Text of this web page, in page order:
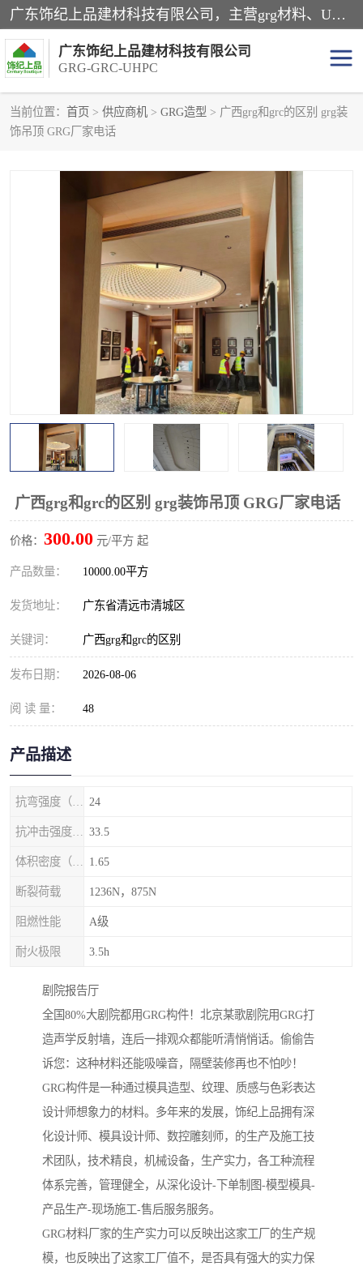
广东饰纪上品建材科技有限公司，主营grg材料、UHPC板、grc构件、uhpc幕墙板、grg厂家、grc厂家、uhpc厂家、GRG吊顶、grg石膏板、grg构件、外墙grc线条、grg造型、grg材料定制，uhpc高性能混凝土，uhpc构件，uhpc镂空挂板，grg材料生产厂家，广东grg厂家，广东grc厂家，联系方式*，2万平厂房，如果您对我公司的产品服务感兴趣，请联系我们。
广东饰纪上品建材科技有限公司
GRG-GRC-UHPC
当前位置： 首页 > 供应商机 > GRG造型 > 广西grg和grc的区别 grg装
饰吊顶 GRG厂家电话
广西grg和grc的区别 grg装饰吊顶 GRG厂家电话
价格： 300.00 元/平方 起
产品数量： 10000.00平方
发货地址： 广东省清远市清城区
关键词： 广西grg和grc的区别
发布日期： 2026-08-06
阅 读 量： 48
产品描述
24
33.5
1.65
断裂荷载 1236N，875N
阻燃性能 A级
耐火极限 3.5h
剧院‌报告厅
全国80%大剧院都用GRG构件！北京某歌剧院用GRG打
造声学反射墙，连后一排观众都能听清悄悄话。偷偷告
诉您：这种材料还能吸噪音，隔壁装修再也不怕吵！
GRG构件是一种通过模具造型、纹理、质感与色彩表达
设计师想象力的材料。多年来的发展，饰纪上品拥有深
化设计师、模具设计师、数控雕刻师，的生产及施工技
术团队，技术精良，机械设备，生产实力，各工种流程
体系完善，管理健全，从深化设计-下单制图-模型模具-
产品生产-现场施工-售后服务服务。
GRG材料厂家的生产实力可以反映出这家工厂的生产规
模，也反映出了这家工厂值不，是否具有强大的实力保
GRG构件
发泡陶瓷装饰构件
GRC厂家
GRG材料生产厂家
UHPC幕墙板 GRC树池坐凳
UHPC树池坐凳